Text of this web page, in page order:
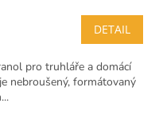
DETAIL
pro truhláře a domácí
nebroušený, formátovaný